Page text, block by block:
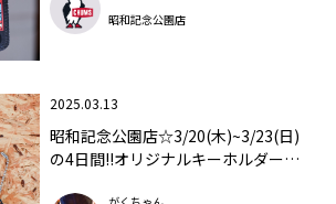
昭和記念公園店
2025.03.13
昭和記念公園店☆3/20(木)~3/23(日)
の4日間!!オリジナルキーホルダー作